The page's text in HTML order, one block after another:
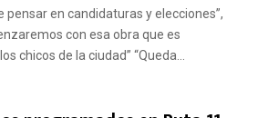
pensar en candidaturas y elecciones”,
con esa obra que es
chicos de la ciudad” “Queda...